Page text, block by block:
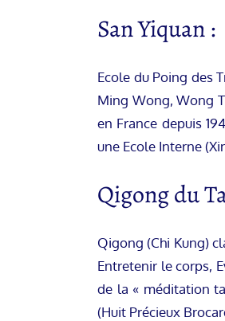
San Yiquan :
Ecole du Poing des
Ming Wong, Wong
en France depuis
une Ecole Interne
Qigong du
Qigong (Chi Kung)
Entretenir le corps,
de la « méditation
(Huit Précieux